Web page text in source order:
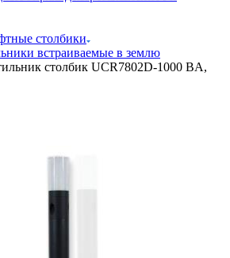
столбики
встраиваемые в землю
столбик UCR7802D-1000 BA,